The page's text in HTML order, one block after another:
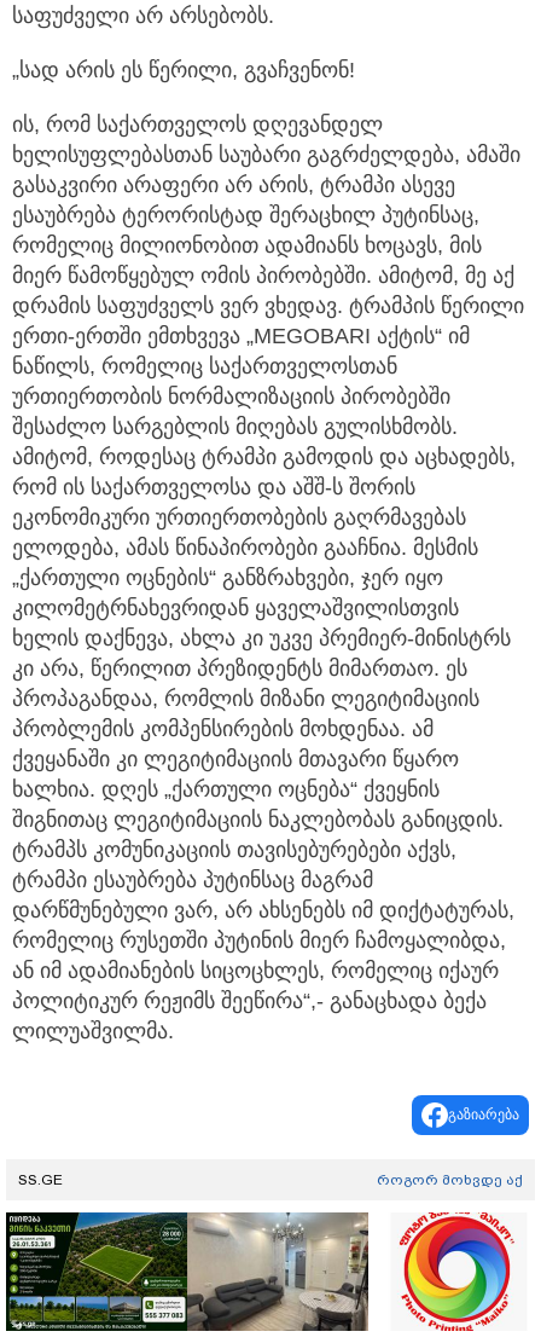
საფუძველი არ არსებობს.
„სად არის ეს წერილი, გვაჩვენონ!
ის, რომ საქართველოს დღევანდელ
ხელისუფლებასთან საუბარი გაგრძელდება, ამაში
გასაკვირი არაფერი არ არის, ტრამპი ასევე
ესაუბრება ტერორისტად შერაცხილ პუტინსაც,
რომელიც მილიონობით ადამიანს ხოცავს, მის
მიერ წამოწყებულ ომის პირობებში. ამიტომ, მე აქ
დრამის საფუძველს ვერ ვხედავ. ტრამპის წერილი
ერთი-ერთში ემთხვევა „MEGOBARI აქტის“ იმ
ნაწილს, რომელიც საქართველოსთან
ურთიერთობის ნორმალიზაციის პირობებში
შესაძლო სარგებლის მიღებას გულისხმობს.
ამიტომ, როდესაც ტრამპი გამოდის და აცხადებს,
რომ ის საქართველოსა და აშშ-ს შორის
ეკონომიკური ურთიერთობების გაღრმავებას
ელოდება, ამას წინაპირობები გააჩნია. მესმის
„ქართული ოცნების“ განზრახვები, ჯერ იყო
კილომეტრნახევრიდან ყაველაშვილისთვის
ხელის დაქნევა, ახლა კი უკვე პრემიერ-მინისტრს
კი არა, წერილით პრეზიდენტს მიმართაო. ეს
პროპაგანდაა, რომლის მიზანი ლეგიტიმაციის
პრობლემის კომპენსირების მოხდენაა. ამ
ქვეყანაში კი ლეგიტიმაციის მთავარი წყარო
ხალხია. დღეს „ქართული ოცნება“ ქვეყნის
შიგნითაც ლეგიტიმაციის ნაკლებობას განიცდის.
ტრამპს კომუნიკაციის თავისებურებები აქვს,
ტრამპი ესაუბრება პუტინსაც მაგრამ
დარწმუნებული ვარ, არ ახსენებს იმ დიქტატურას,
რომელიც რუსეთში პუტინის მიერ ჩამოყალიბდა,
ან იმ ადამიანების სიცოცხლეს, რომელიც იქაურ
პოლიტიკურ რეჟიმს შეეწირა“,- განაცხადა ბექა
ლილუაშვილმა.
გაზიარება
SS.GE როგორ მოხვდე აქ